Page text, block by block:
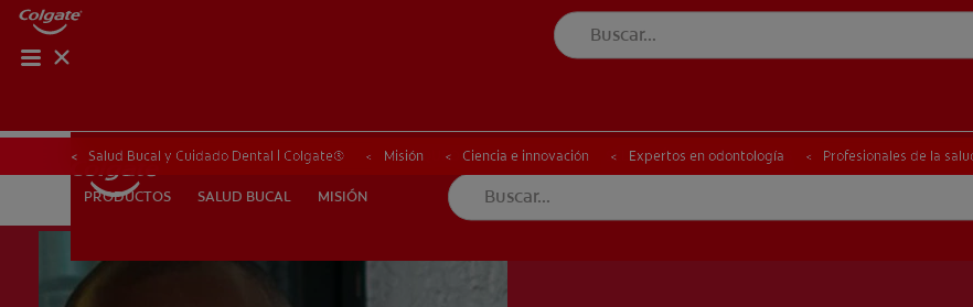
PRODUCTOS
PRODUCTOS SALUD BUCAL MISIÓN
CHEQUEO DE SALUD BUCAL SELECCIÓN DE PRODUCTOS
Salud Bucal y Cuidado Dental | Colgate® Misión Ciencia e innovación Expertos en odontología Profesionales de la